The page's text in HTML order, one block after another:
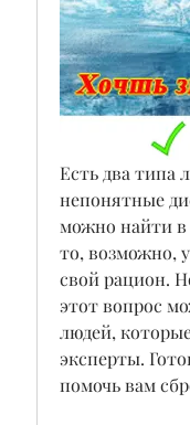
Есть два типа
непонятные
можно найти в
то, возможно,
свой рацион.
этот вопрос
людей,
эксперты.
помочь вам